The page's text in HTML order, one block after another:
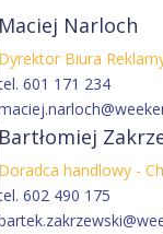
Maciej Narloch
Dyrektor Biura
601 171 234
Bartłomiej
Doradca handlowy -
602 490 175